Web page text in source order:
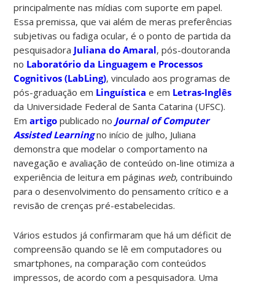
principalmente nas mídias com suporte em papel.
Essa premissa, que vai além de meras preferências
subjetivas ou fadiga ocular, é o ponto de partida da
pesquisadora Juliana do Amaral, pós-doutoranda
no Laboratório da Linguagem e Processos
Cognitivos (LabLing), vinculado aos programas de
pós-graduação em Linguística e em Letras-Inglês
da Universidade Federal de Santa Catarina (UFSC).
Emartigo publicado no Journal of Computer
Assisted Learningno início de julho, Juliana
demonstra que modelar o comportamento na
navegação e avaliação de conteúdo on-line otimiza a
experiência de leitura em páginas web, contribuindo
para o desenvolvimento do pensamento crítico e a
revisão de crenças pré-estabelecidas.
Vários estudos já confirmaram que há um déficit de
compreensão quando se lê em computadores ou
smartphones, na comparação com conteúdos
impressos, de acordo com a pesquisadora. Uma